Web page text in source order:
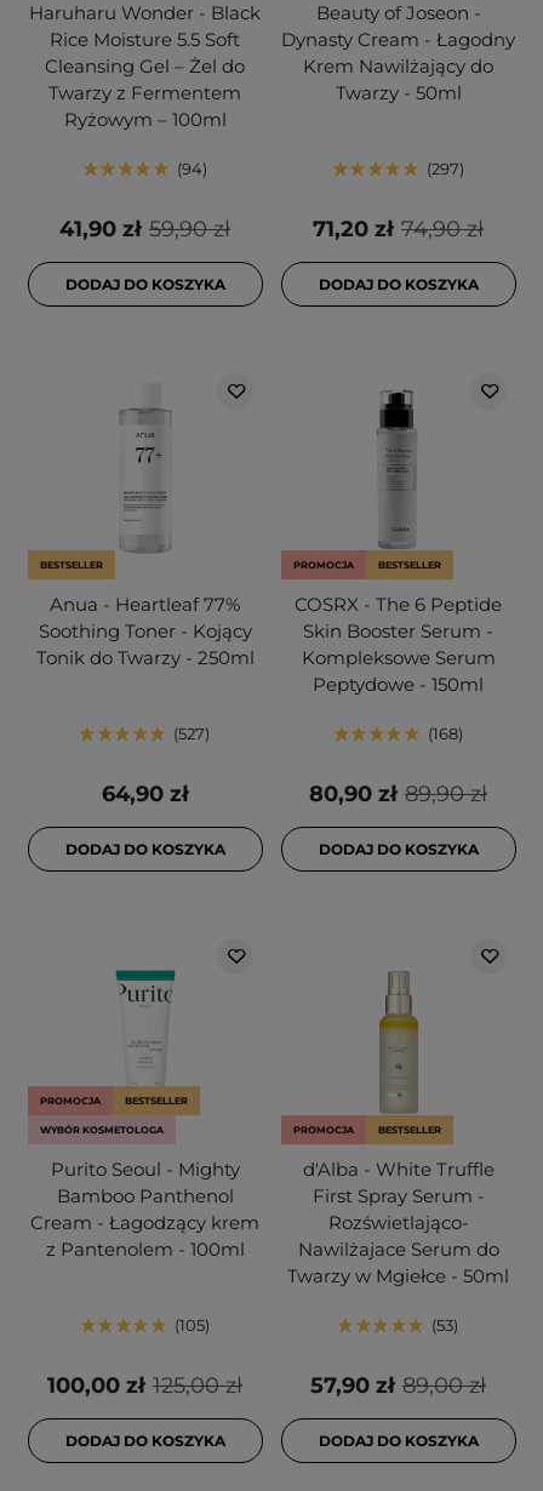
Haruharu Wonder - Black
Rice Moisture 5.5 Soft
Cleansing Gel – Żel do
Twarzy z Fermentem
Ryżowym – 100ml
94
59,90 zł
41,90 zł
DODAJ DO KOSZYKA
Beauty of Joseon -
Dynasty Cream - Łagodny
Krem Nawilżający do
Twarzy - 50ml
297
74,90 zł
71,20 zł
DODAJ DO KOSZYKA
BESTSELLER
Anua - Heartleaf 77%
Soothing Toner - Kojący
Tonik do Twarzy - 250ml
527
64,90 zł
DODAJ DO KOSZYKA
PROMOCJA BESTSELLER
COSRX - The 6 Peptide
Skin Booster Serum -
Kompleksowe Serum
Peptydowe - 150ml
168
89,90 zł
80,90 zł
DODAJ DO KOSZYKA
PROMOCJA BESTSELLER
WYBÓR KOSMETOLOGA
Purito Seoul - Mighty
Bamboo Panthenol
Cream - Łagodzący krem
z Pantenolem - 100ml
105
125,00 zł
100,00 zł
DODAJ DO KOSZYKA
PROMOCJA BESTSELLER
d'Alba - White Truffle
First Spray Serum -
Rozświetlająco-
Nawilżajace Serum do
Twarzy w Mgiełce - 50ml
53
89,00 zł
57,90 zł
DODAJ DO KOSZYKA